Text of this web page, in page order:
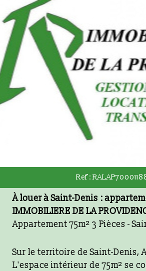
10KM 25KM
Critères
RECHERCHER
Ref :
À louer à Saint-Denis :
IMMOBILIERE DE LA
Appartement 75m² 3 Pièces -
Sur le territoire de Saint-Denis,
L'espace intérieur de 75m² se